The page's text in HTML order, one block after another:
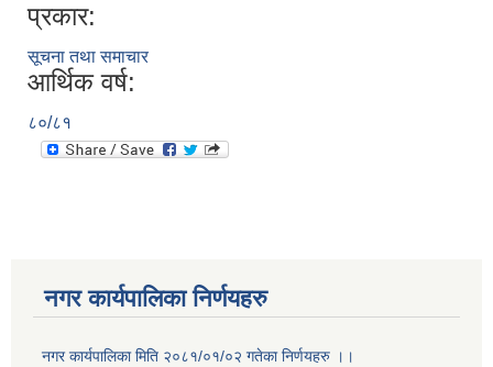
प्रकार:
सूचना तथा समाचार
आर्थिक वर्ष:
८०/८१
नगर कार्यपालिका निर्णयहरु
नगर कार्यपालिका मिति २०८१/०१/०२ गतेका निर्णयहरु ।।